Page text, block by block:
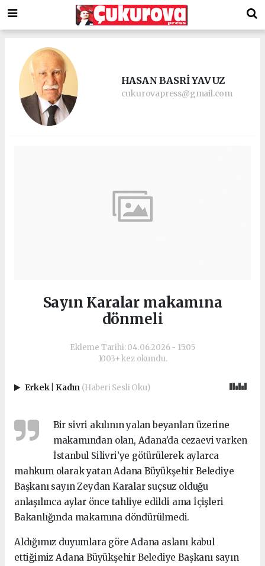
HASAN BASRİ YAVUZ
cukurovapress@gmail.com
Sayın Karalar makamına
dönmeli
Ekleme Tarihi: 04.06.2026 - 15:05
1003+ kez okundu.
Erkek Kadın (Haberi Sesli Oku)
Bir sivri akılının yalan beyanları üzerine
makamından olan, Adana’da cezaevi varken
İstanbul Silivri’ye götürülerek aylarca
mahkum olarak yatan Adana Büyükşehir Belediye
Başkanı sayın Zeydan Karalar suçsuz olduğu
anlaşılınca aylar önce tahliye edildi ama İçişleri
Bakanlığında makamına döndürülmedi.
Aldığımız duyumlara göre Adana aslanı kabul
ettiğimiz Adana Büyükşehir Belediye Başkanı sayın